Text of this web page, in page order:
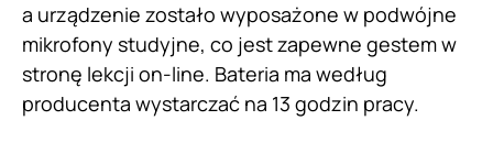
a urządzenie zostało wyposażone w podwójne
mikrofony studyjne, co jest zapewne gestem w
stronę lekcji on-line. Bateria ma według
producenta wystarczać na 13 godzin pracy.